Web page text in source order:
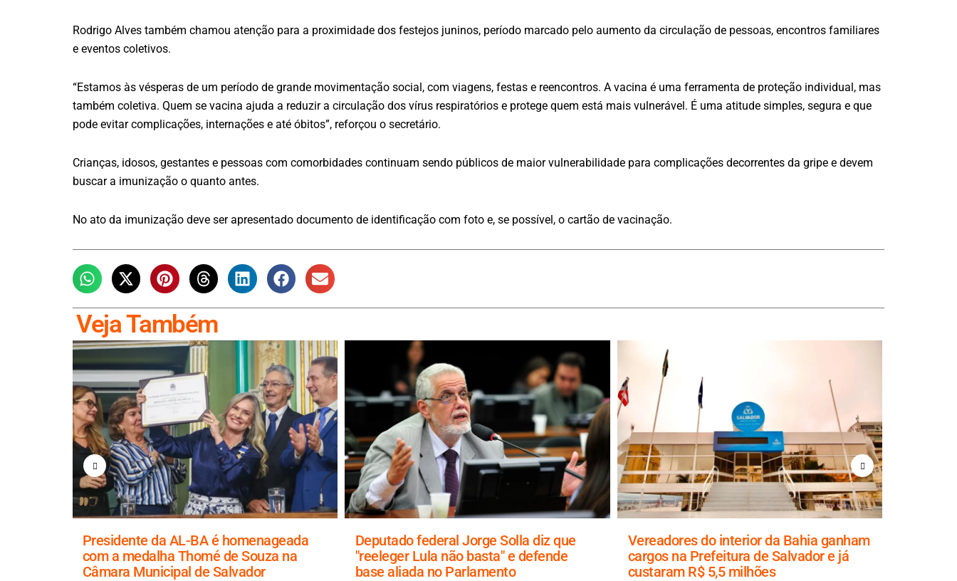
Rodrigo Alves também chamou atenção para a proximidade dos festejos juninos, período marcado pelo aumento da circulação de pessoas, encontros familiares
e eventos coletivos.
“Estamos às vésperas de um período de grande movimentação social, com viagens, festas e reencontros. A vacina é uma ferramenta de proteção individual, mas
também coletiva. Quem se vacina ajuda a reduzir a circulação dos vírus respiratórios e protege quem está mais vulnerável. É uma atitude simples, segura e que
pode evitar complicações, internações e até óbitos”, reforçou o secretário.
Crianças, idosos, gestantes e pessoas com comorbidades continuam sendo públicos de maior vulnerabilidade para complicações decorrentes da gripe e devem
buscar a imunização o quanto antes.
No ato da imunização deve ser apresentado documento de identificação com foto e, se possível, o cartão de vacinação.
Veja Também
Presidente da AL-BA é homenageada
com a medalha Thomé de Souza na
Câmara Municipal de Salvador
Deputado federal Jorge Solla diz que
"reeleger Lula não basta" e defende
base aliada no Parlamento
Vereadores do interior da Bahia ganham
cargos na Prefeitura de Salvador e já
custaram R$ 5,5 milhões